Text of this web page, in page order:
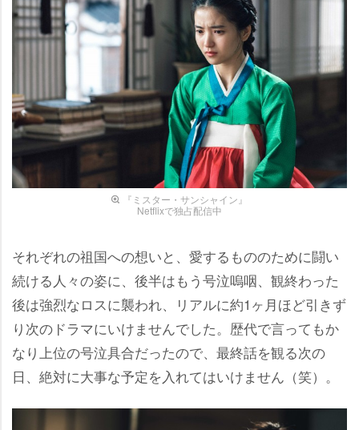
『ミスター・サンシャイン』
Netflixで独占配信中
それぞれの祖国への想いと、愛するもののために闘い
続ける人々の姿に、後半はもう号泣嗚咽、観終わった
後は強烈なロスに襲われ、リアルに約1ヶ月ほど引きず
り次のドラマにいけませんでした。歴代で言ってもか
なり上位の号泣具合だったので、最終話を観る次の
日、絶対に大事な予定を入れてはいけません（笑）。